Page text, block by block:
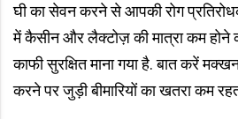
घी का सेवन करने से आपकी रोग
में कैसीन और लैक्टोज़ की मात्रा कम
काफी सुरक्षित माना गया है. बात करें
करने पर जुड़ी बीमारियों का खतरा कम